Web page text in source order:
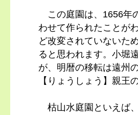
この庭園は、1656年
わせて作られたことが
ど改変されていないた
ると思われます。小堀
が、明暦の移転は遠州
【りょうしょう】親王
枯山水庭園といえば